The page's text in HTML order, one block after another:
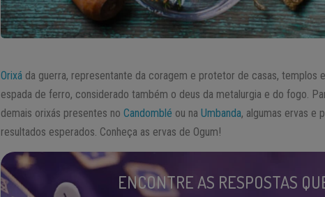
Orixá da guerra, representante da coragem e protetor de casas, templos
espada de ferro, considerado também o deus da metalurgia e do fogo.
demais orixás presentes noCandomblé ou naUmbanda, algumas ervas e
resultados esperados. Conheça as ervas de Ogum!
ENCONTRE AS RESPOSTAS